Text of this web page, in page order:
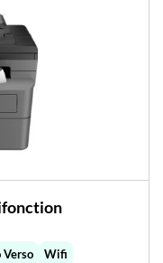
Verso Wifi